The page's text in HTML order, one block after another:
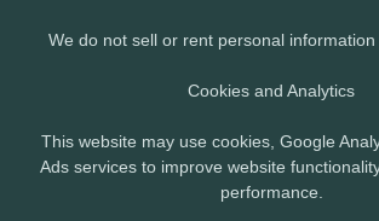
We do not sell or rent personal information
Cookies and Analytics
This website may use cookies, Google
Ads services to improve website
performance.